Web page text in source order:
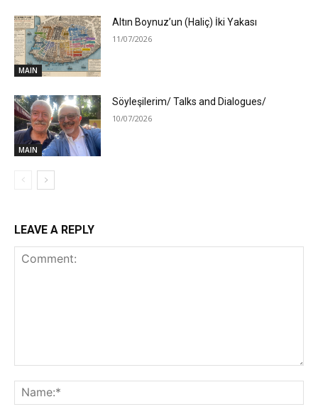
MAIN
Altın Boynuz’un (Haliç) İki Yakası
11/07/2026
MAIN
Söyleşilerim/ Talks and Dialogues/
10/07/2026
LEAVE A REPLY